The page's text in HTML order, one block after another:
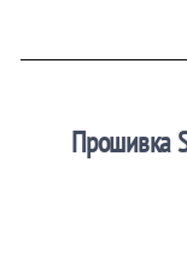
Прошивка